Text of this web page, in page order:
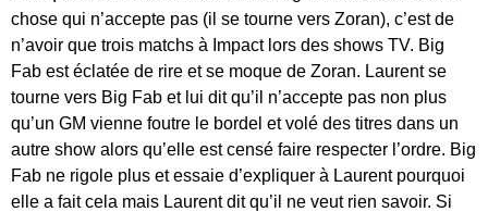
chose qui n’accepte pas (il se tourne vers Zoran), c’est de
n’avoir que trois matchs à Impact lors des shows TV. Big
Fab est éclatée de rire et se moque de Zoran. Laurent se
tourne vers Big Fab et lui dit qu’il n’accepte pas non plus
qu’un GM vienne foutre le bordel et volé des titres dans un
autre show alors qu’elle est censé faire respecter l’ordre. Big
Fab ne rigole plus et essaie d’expliquer à Laurent pourquoi
elle a fait cela mais Laurent dit qu’il ne veut rien savoir. Si